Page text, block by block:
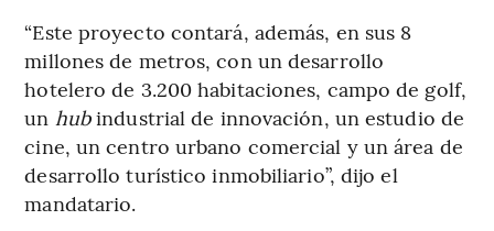
“Este proyecto contará, además, en sus 8
millones de metros, con un desarrollo
hotelero de 3.200 habitaciones, campo de golf,
un hubindustrial de innovación, un estudio de
cine, un centro urbano comercial y un área de
desarrollo turístico inmobiliario”, dijo el
mandatario.